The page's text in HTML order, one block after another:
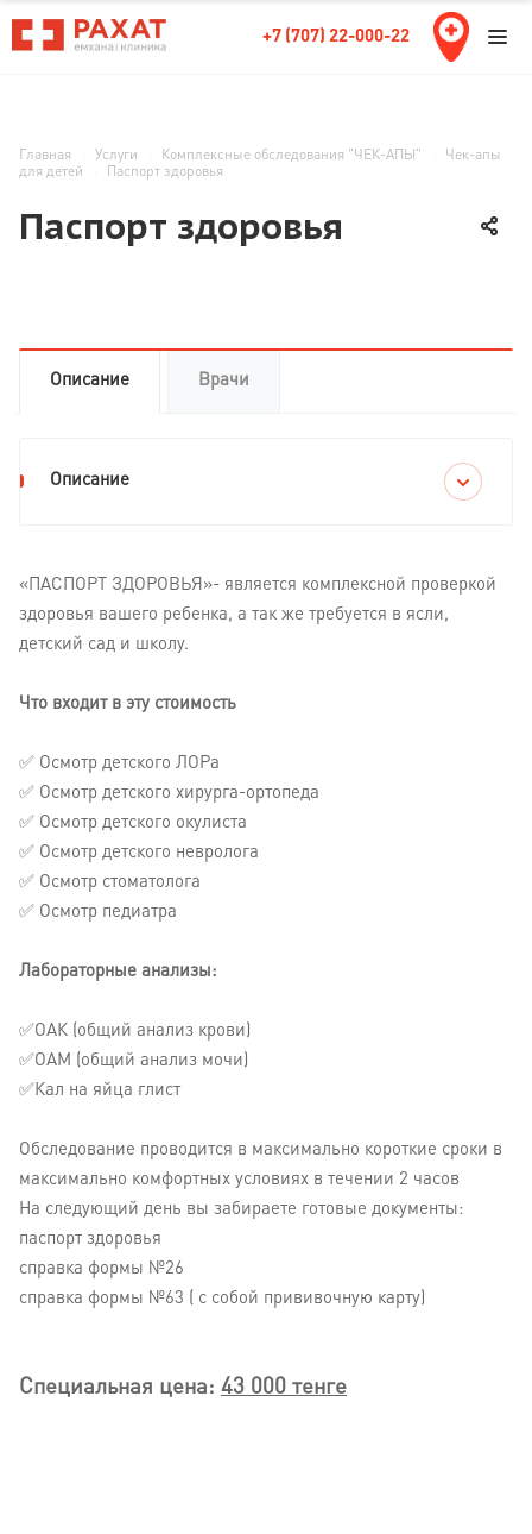
+7 (707) 22-000-22
Главная Услуги Комплексные обследования "ЧЕК-АПЫ"
Чек-апы
для детей
Паспорт здоровья
Паспорт здоровья
Описание Врачи
Описание
«ПАСПОРТ ЗДОРОВЬЯ»- является комплексной проверкой
здоровья вашего ребенка, а так же требуется в ясли,
детский сад и школу.
Что входит в эту стоимость
✅ Осмотр детского ЛОРа
✅ Осмотр детского хирурга-ортопеда
✅ Осмотр детского окулиста
✅ Осмотр детского невролога
✅ Осмотр стоматолога
✅ Осмотр педиатра
Лабораторные анализы:
✅ОАК (общий анализ крови)
✅ОАМ (общий анализ мочи)
✅Кал на яйца глист
Обследование проводится в максимально короткие сроки в
максимально комфортных условиях в течении 2 часов
На следующий день вы забираете готовые документы:
паспорт здоровья
справка формы №26
справка формы №63 ( с собой прививочную карту)
Специальная цена: 43 000 тенге